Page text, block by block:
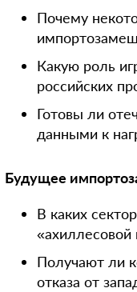
Почему
Какую роль
российских
Готовы ли
данными к
Будущее
В каких
«ахиллесовой
Получают ли
отказа от